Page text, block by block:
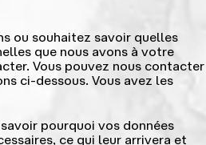
ou souhaitez savoir quelles
que nous avons à votre
Vous pouvez nous contacter
ci-dessous. Vous avez les
pourquoi vos données
ce qui leur arrivera et